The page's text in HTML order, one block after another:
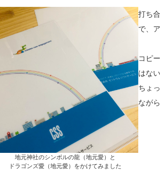
地元神社のシンボルの龍（地元愛）と
ドラゴンズ愛（地元愛）をかけてみました
打ち
で、
コピ
はな
ちょ
なが